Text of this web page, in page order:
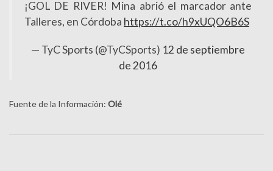
¡GOL DE RIVER! Mina abrió el marcador ante
Talleres, en Córdoba https://t.co/h9xUQO6B6S
— TyC Sports (@TyCSports) 12 de septiembre
de 2016
Fuente de la Información: Olé